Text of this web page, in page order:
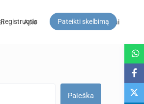
Apie DUK Kontaktai
Registruotis Pateikti skelbimą
Paieška